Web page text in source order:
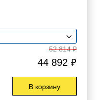
В корзину
52 814 ₽
44 892 ₽